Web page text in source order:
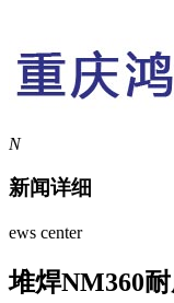
N
新闻详细
ews center
堆焊NM360